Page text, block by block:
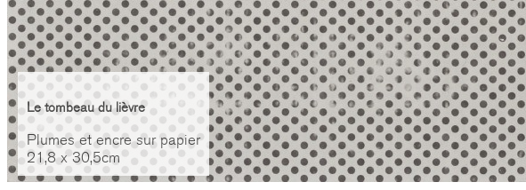
Le tombeau du lièvre
Plumes et encre sur papier
21,8 x 30,5cm